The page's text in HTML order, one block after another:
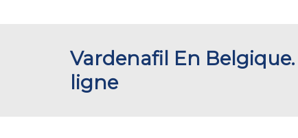
Vardenafil En
ligne